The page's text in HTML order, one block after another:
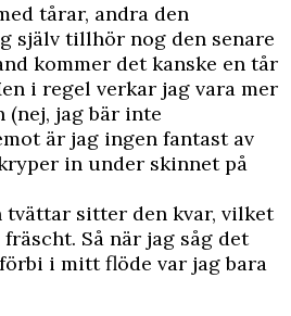
tårar, andra den
själv tillhör nog den senare
kommer det kanske en tår
i regel verkar jag vara mer
jag bär inte
är jag ingen fantast av
in under skinnet på
tvättar sitter den kvar, vilket
Så när jag såg det
i mitt flöde var jag bara